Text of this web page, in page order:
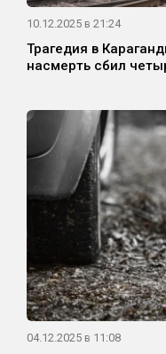
10.12.2025 в 21:24
Трагедия в
насмерть сбил
04.12.2025 в 11:08